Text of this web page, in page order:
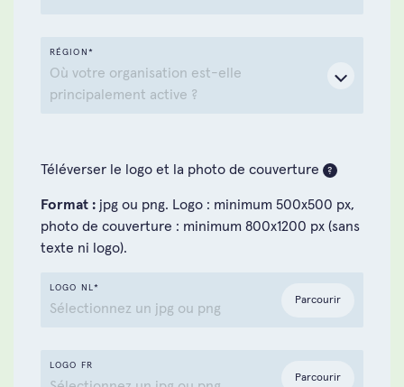
Animaux
La jeunesse
Le cancer
Art et culture
Droits de l'homme
Où votre organisation est-elle
principalement active ?
RÉGION*
Belgique
Anvers
Hainaut
Limbourg
Téléverser le logo et la photo de couverture ?
Format : jpg ou png. Logo : minimum 500x500 px,
photo de couverture : minimum 800x1200 px (sans
texte ni logo).
Sélectionnez un jpg ou png
Parcourir
LOGO NL*
Parcourir
LOGO FR